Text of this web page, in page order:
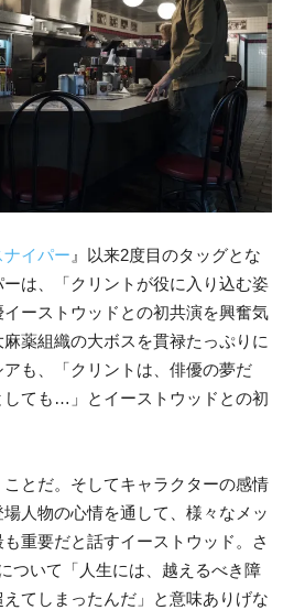
イパー 』以来2度目のタッグとな
は、「クリントが役に入り込む姿
ーストウッドとの初共演を興奮気
薬組織の大ボスを貫禄たっぷりに
も、「クリントは、俳優の夢だ
しても…」とイーストウッドとの初
ことだ。そしてキャラクターの感情
人物の心情を通して、様々なメッ
重要だと話すイーストウッド。さ
ついて「人生には、越えるべき障
てしまったんだ」と意味ありげな